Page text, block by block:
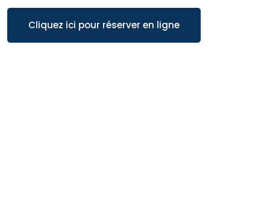
Cliquez ici pour réserver en ligne